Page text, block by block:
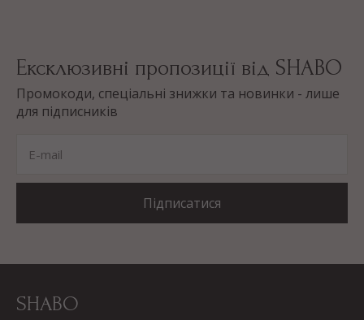
Ексклюзивні пропозиції від SHABO
Промокоди, спеціальні знижки та новинки - лише
для підписників
E-mail
Підписатися
SHABO